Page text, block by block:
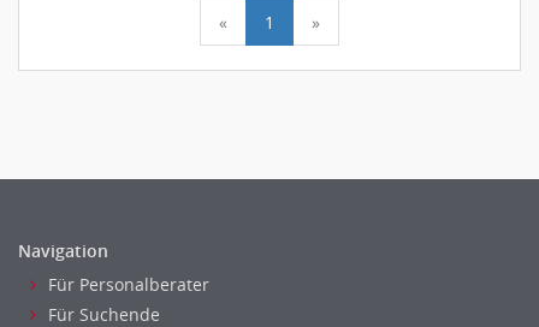
« 1 »
Navigation
Für Personalberater
Für Suchende